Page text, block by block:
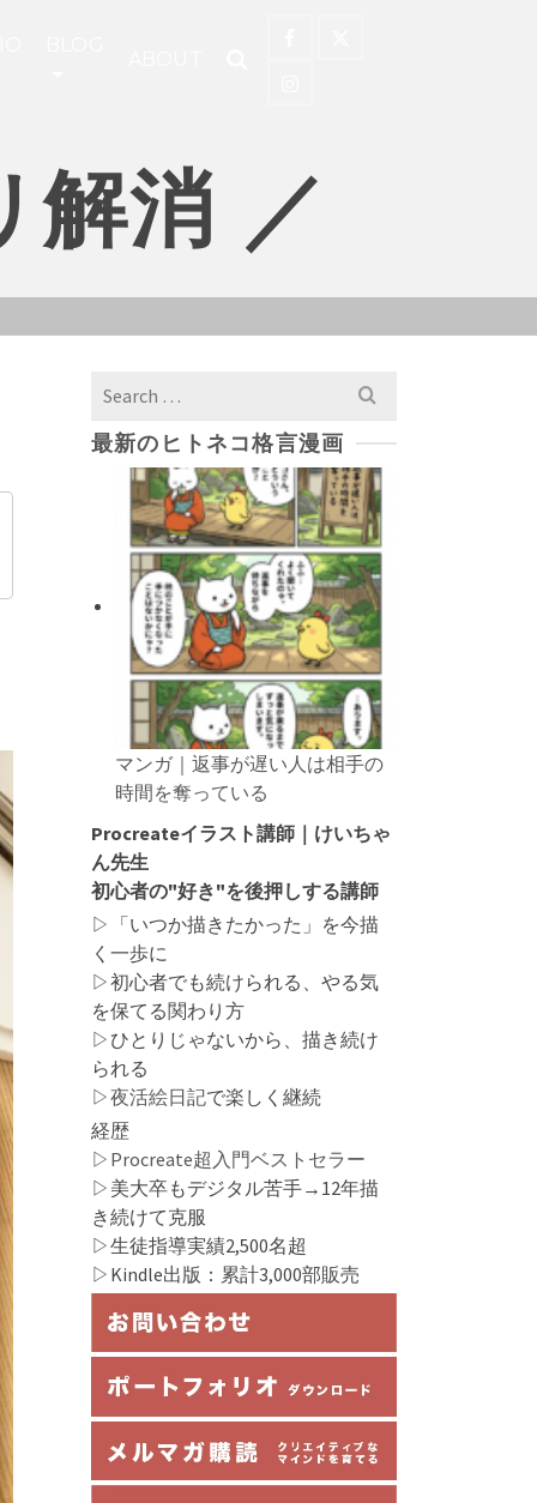
解消 ／
Search
最新のヒトネコ格言漫画
マンガ｜返事が遅い人は相手の
時間を奪っている
Procreateイラスト講師｜けいちゃ
ん先生
初心者の"好き"を後押しする講師
▷「いつか描きたかった」を今描
く一歩に
▷初心者でも続けられる、やる気
を保てる関わり方
▷ひとりじゃないから、描き続け
られる
▷夜活絵日記で楽しく継続
経歴
▷ Procreate超入門ベストセラー
▷美大卒もデジタル苦手→12年描
き続けて克服
▷生徒指導実績2,500名超
▷Kindle出版：累計3,000部販売